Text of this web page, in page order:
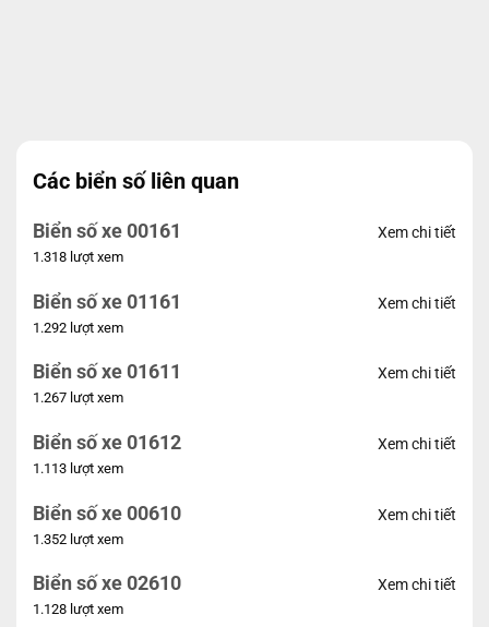
Các biển số liên quan
Biển số xe 00161
1.318 lượt xem
Xem chi tiết
Biển số xe 01161
1.292 lượt xem
Xem chi tiết
Biển số xe 01611
1.267 lượt xem
Xem chi tiết
Biển số xe 01612
1.113 lượt xem
Xem chi tiết
Biển số xe 00610
1.352 lượt xem
Xem chi tiết
Biển số xe 02610
1.128 lượt xem
Xem chi tiết